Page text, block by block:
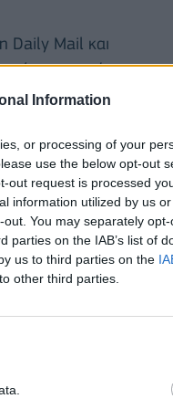
Information
or processing of your
use the below opt-out
out request is processed
information utilized by us
You may separately
parties on the IAB’s list of
us to third parties on the
other third parties.
Daily Mail και
το χρόνο